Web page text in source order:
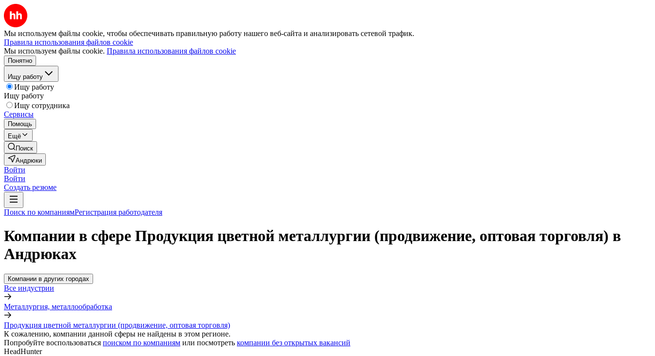
Мы используем файлы cookie, чтобы обеспечивать правильную работу нашего веб-сайта и анализировать сетевой трафик.
Правила использования файлов cookie
Мы используем файлы cookie. Правила использования файлов cookie
Понятно
Ищу работу
Ищу работу
Ищу работу
Ищу сотрудника
Сервисы
Помощь
Ещё
Поиск
Андрюки
Войти
Войти
Создать резюме
Поиск по компаниямРегистрация работодателя
Компании в сфере Продукция цветной металлургии (продвижение, оптовая торговля) в
Андрюках
Компании в других городах
Все индустрии
Металлургия, металлообработка
Продукция цветной металлургии (продвижение, оптовая торговля)
К сожалению, компании данной сферы не найдены в этом регионе.
Попробуйте воспользоваться поиском по компаниям или посмотреть компании без открытых вакансий
HeadHunter